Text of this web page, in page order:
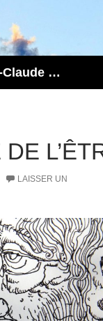
Regardauvergne – Gaël Jean-Claude GERARD
LAISSER UN